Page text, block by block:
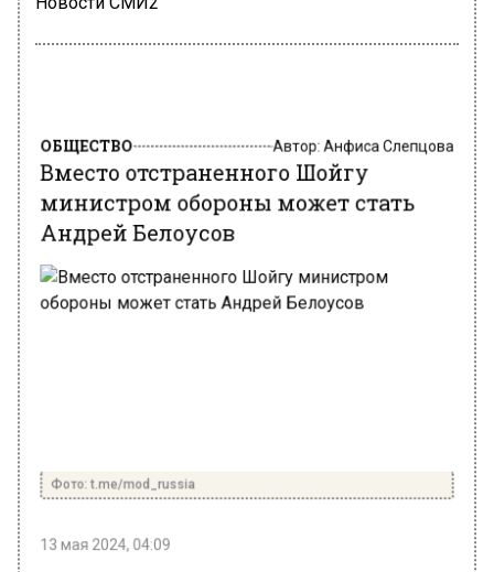
Вместо отстраненного Шойгу
министром обороны может стать
Андрей Белоусов